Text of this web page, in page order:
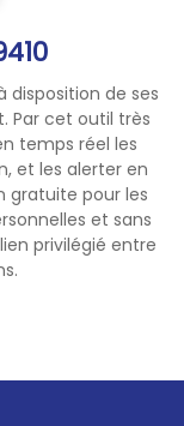
de ses
Par cet outil très
temps réel les
et les alerter en
gratuite pour les
et sans
privilégié entre
de